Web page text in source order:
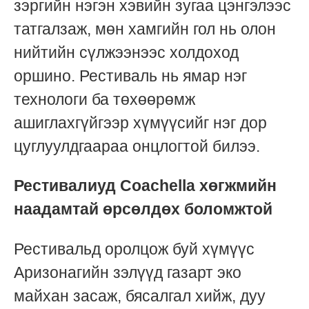
зэргийн нэгэн хэвийн зугаа цэнгэлээс
татгалзаж, мөн хамгийн гол нь олон
нийтийн сүлжээнээс холдоход
оршино. Рестиваль нь ямар нэг
технологи ба төхөөрөмж
ашиглахгүйгээр хүмүүсийг нэг дор
цуглуулдгаараа онцлогтой билээ.
Рестивалиуд Coachella хөгжмийн
наадамтай өрсөлдөх боломжтой
Рестивальд оролцож буй хүмүүс
Аризонагийн зэлүүд газарт эко
майхан засаж, бясалгал хийж, дуу